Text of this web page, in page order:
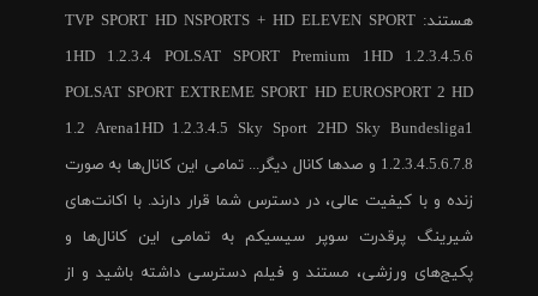
هستند: TVP SPORT HD NSPORTS + HD ELEVEN SPORT
1HD 1.2.3.4 POLSAT SPORT Premium 1HD 1.2.3.4.5.6
POLSAT SPORT EXTREME SPORT HD EUROSPORT 2 HD
1.2 Arena1HD 1.2.3.4.5 Sky Sport 2HD Sky Bundesliga1
1.2.3.4.5.6.7.8 و صدها کانال دیگر... تمامی این کانال‌ها به صورت
زنده و با کیفیت عالی، در دسترس شما قرار دارند. با اکانت‌های
شیرینگ پرقدرت سوپر سیسیکم به تمامی این کانال‌ها و
پکیج‌های ورزشی، مستند و فیلم دسترسی داشته باشید و از